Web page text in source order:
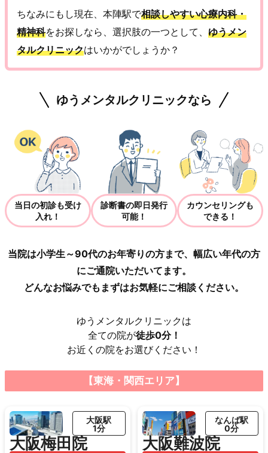
ちなみにもし現在、本陣駅で相談しやすい心療内科・
精神科をお探しなら、選択肢の一つとして、 ゆうメン
タルクリニックはいかがでしょうか？
ゆうメンタルクリニックなら
当日の初診も受け
入れ！
診断書の即日発行
可能！
カウンセリングも
できる！
当院は小学生～90代のお年寄りの方まで、幅広い年代の方
にご通院いただいてます。
どんなお悩みでもまずはお気軽にご相談ください。
ゆうメンタルクリニックは
全ての院が徒歩0分！
お近くの院をお選びください！
【東海・関西エリア】
大阪梅田院
大阪駅
1分
大阪難波院
なんば駅
0分